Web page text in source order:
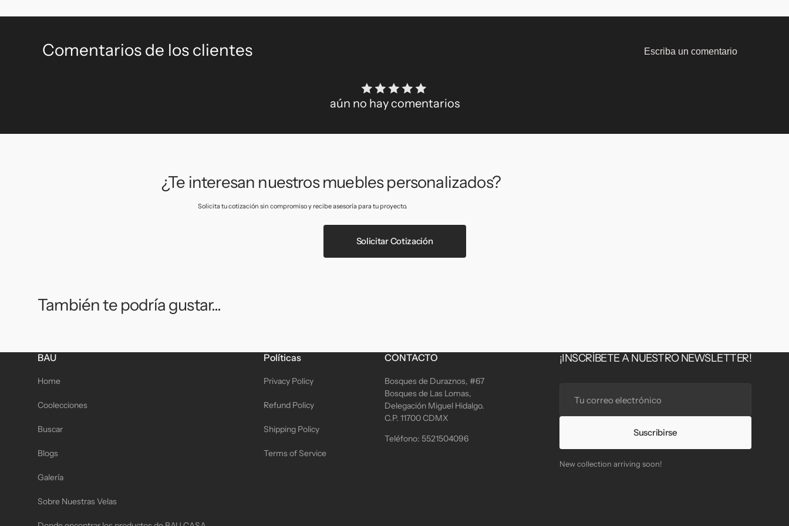
Comentarios de los clientes Escriba un comentario
aún no hay comentarios
¿Te interesan nuestros muebles personalizados?
Solicita tu cotización sin compromiso y recibe asesoría para tu proyecto.
Solicitar Cotización
También te podría gustar...
BAU
Home
Coolecciones
Buscar
Blogs
Galería
Sobre Nuestras Velas
Políticas
Privacy Policy
Refund Policy
Shipping Policy
Terms of Service
CONTACTO
Bosques de Duraznos, #67
Bosques de Las Lomas,
Delegación Miguel Hidalgo.
C.P. 11700 CDMX
Teléfono: 5521504096
¡INSCRÍBETE A NUESTRO NEWSLETTER!
correo
electrónico
Suscribirse
New collection arriving soon!